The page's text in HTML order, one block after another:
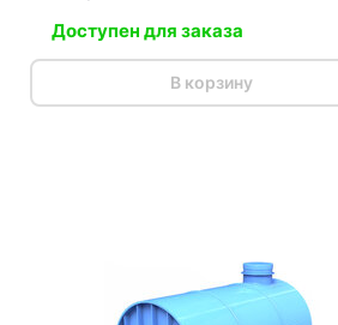
Доступен для заказа
В корзину